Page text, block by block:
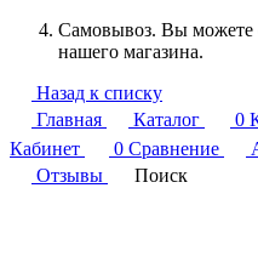
Самовывоз. Вы можете
нашего магазина.
Назад к списку
Главная
Каталог 0
Кабинет
0 Сравнение
Отзывы
Поиск